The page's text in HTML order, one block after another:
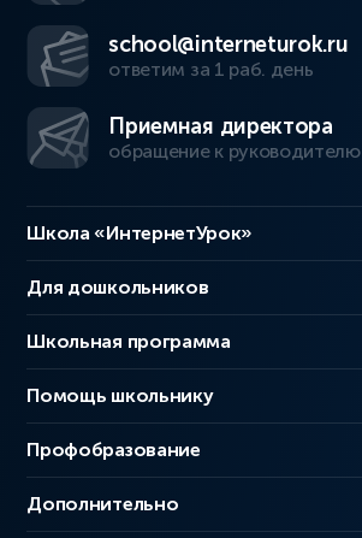
school@interneturok.ru
ответим за 1 раб. день
Приемная директора
обращение к руководителю
Школа «ИнтернетУрок»
Для дошкольников
Школьная программа
Помощь школьнику
Профобразование
Дополнительно